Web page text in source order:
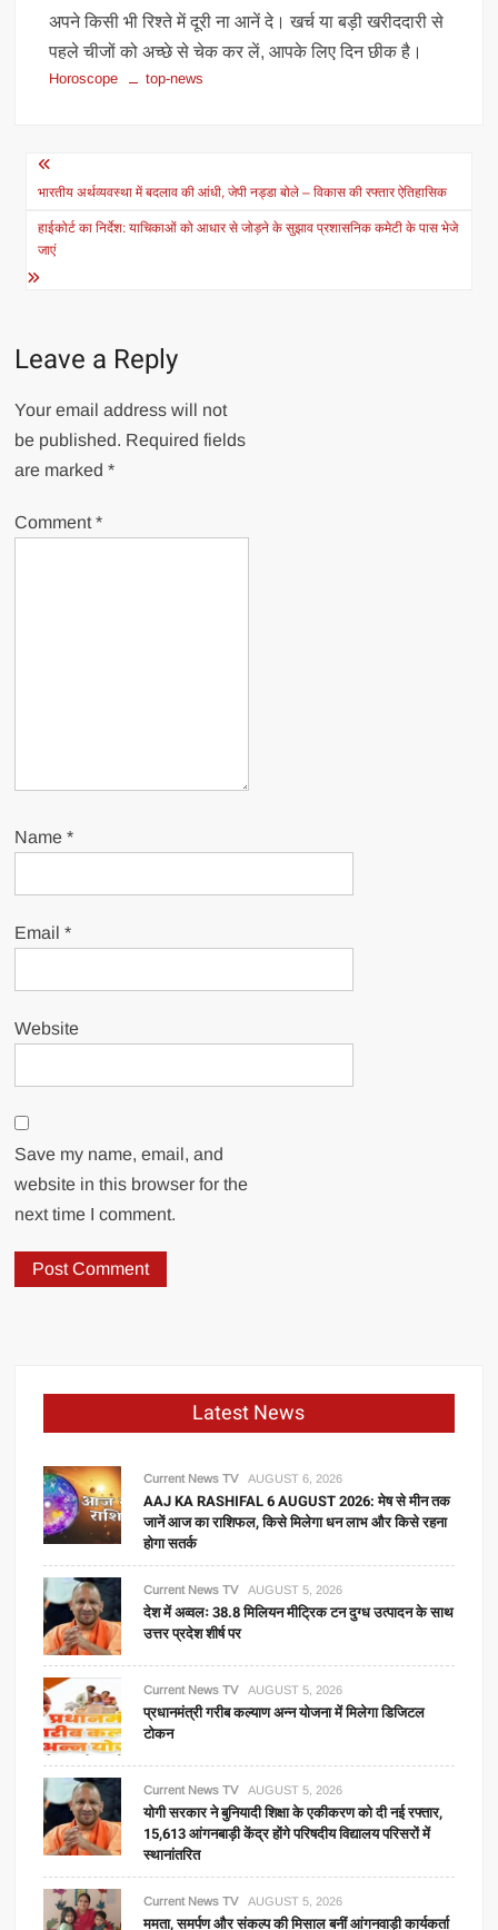
अपने किसी भी रिश्ते में दूरी ना आनें दे। खर्च या बड़ी खरीददारी से
पहले चीजों को अच्छे से चेक कर लें, आपके लिए दिन छीक है।
Horoscope top-news
Post
navigation
भारतीय अर्थव्यवस्था में बदलाव की आंधी, जेपी नड्डा बोले – विकास की रफ्तार ऐतिहासिक
हाईकोर्ट का निर्देश: याचिकाओं को आधार से जोड़ने के सुझाव प्रशासनिक कमेटी के पास भेजे
जाएं
Leave a Reply
Your email address will not
be published. Required fields
are marked*
Comment*
Name*
Email*
Website
Save my name, email, and
website in this browser for the
next time I comment.
Latest News
Current News TV AUGUST 6, 2026
AAJ KA RASHIFAL 6 AUGUST 2026: मेष से मीन तक
जानें आज का राशिफल, किसे मिलेगा धन लाभ और किसे रहना
होगा सतर्क
Current News TV AUGUST 5, 2026
देश में अव्वलः 38.8 मिलियन मीट्रिक टन दुग्ध उत्पादन के साथ
उत्तर प्रदेश शीर्ष पर
Current News TV AUGUST 5, 2026
प्रधानमंत्री गरीब कल्याण अन्न योजना में मिलेगा डिजिटल
टोकन
Current News TV AUGUST 5, 2026
योगी सरकार ने बुनियादी शिक्षा के एकीकरण को दी नई रफ्तार,
15,613 आंगनबाड़ी केंद्र होंगे परिषदीय विद्यालय परिसरों में
स्थानांतरित
Current News TV AUGUST 5, 2026
ममता, समर्पण और संकल्प की मिसाल बनीं आंगनवाड़ी कार्यकर्ता